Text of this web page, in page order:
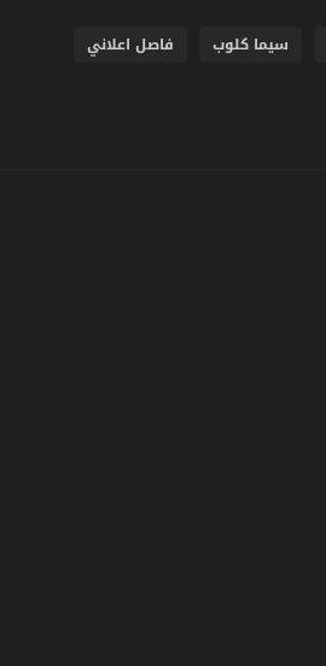
سيما كلوب
فاصل اعلاني